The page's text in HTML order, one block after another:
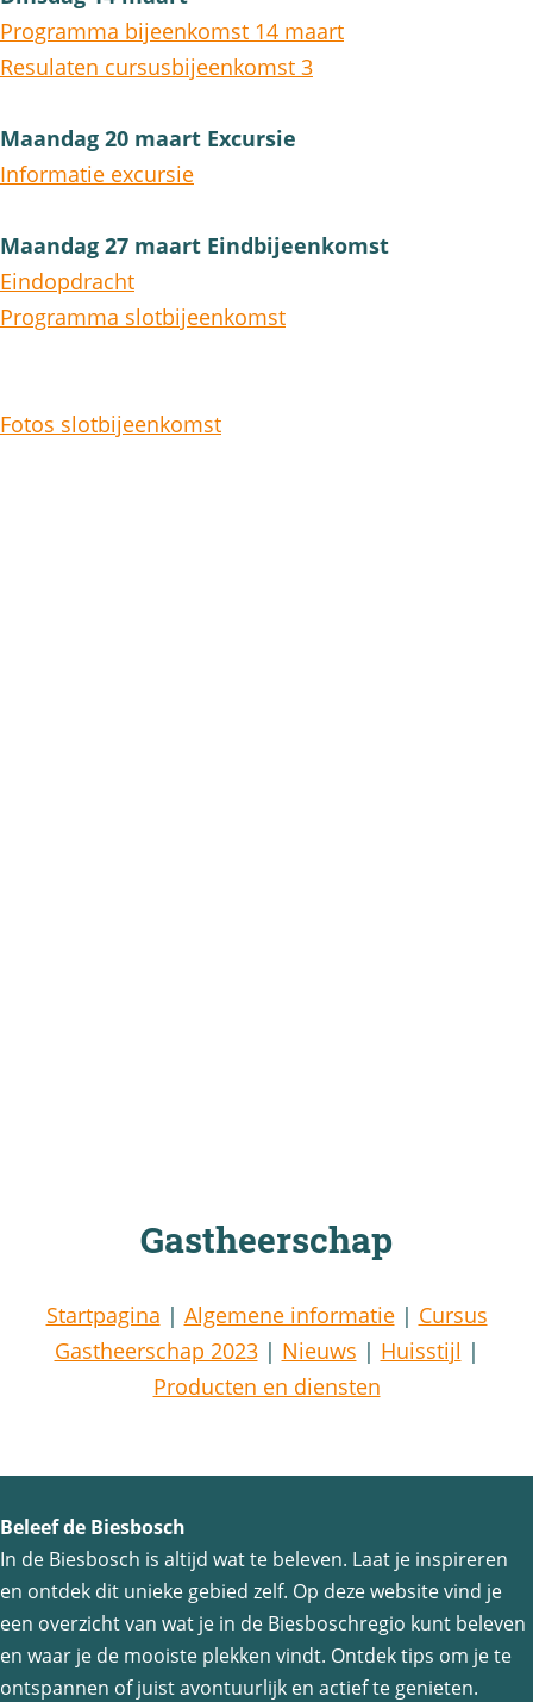
Programma bijeenkomst 14 maart
Resulaten cursusbijeenkomst 3
Maandag 20 maart Excursie
Informatie excursie
Maandag 27 maart Eindbijeenkomst
Eindopdracht
Programma slotbijeenkomst
Fotos slotbijeenkomst
Gastheerschap
Startpagina | Algemene informatie| Cursus
Gastheerschap 2023| Nieuws | Huisstijl |
Producten en diensten
Beleef de Biesbosch
In de Biesbosch is altijd wat te beleven. Laat je inspireren
en ontdek dit unieke gebied zelf. Op deze website vind je
een overzicht van wat je in de Biesboschregio kunt beleven
en waar je de mooiste plekken vindt. Ontdek tips om je te
ontspannen of juist avontuurlijk en actief te genieten.